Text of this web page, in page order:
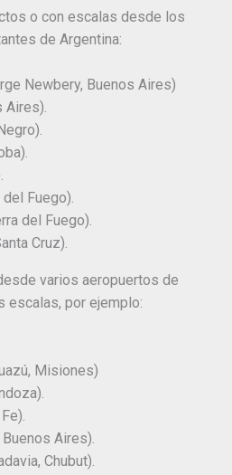
o con escalas desde los
de Argentina:
Newbery, Buenos Aires)
Aires).
del Fuego).
del Fuego).
Cruz).
varios aeropuertos de
escalas, por ejemplo:
Misiones)
Aires).
Chubut).